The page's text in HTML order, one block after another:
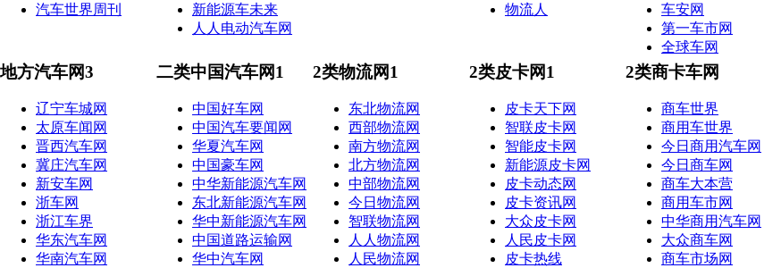
汽车世界周刊
新能源车未来
人人电动汽车网
物流人
车安网
第一车市网
全球车网
地方汽车网3
辽宁车城网
太原车闻网
晋西汽车网
冀庄汽车网
新安车网
浙车网
浙江车界
华东汽车网
华南汽车网
二类中国汽车网1
中国好车网
中国汽车要闻网
华夏汽车网
中国豪车网
中华新能源汽车网
东北新能源汽车网
华中新能源汽车网
中国道路运输网
华中汽车网
2类物流网1
东北物流网
西部物流网
南方物流网
北方物流网
中部物流网
今日物流网
智联物流网
人人物流网
人民物流网
2类皮卡网1
皮卡天下网
智联皮卡网
智能皮卡网
新能源皮卡网
皮卡动态网
皮卡资讯网
大众皮卡网
人民皮卡网
皮卡热线
2类商卡车网
商车世界
商用车世界
今日商用汽车网
今日商车网
商车大本营
商用车市网
中华商用汽车网
大众商车网
商车市场网